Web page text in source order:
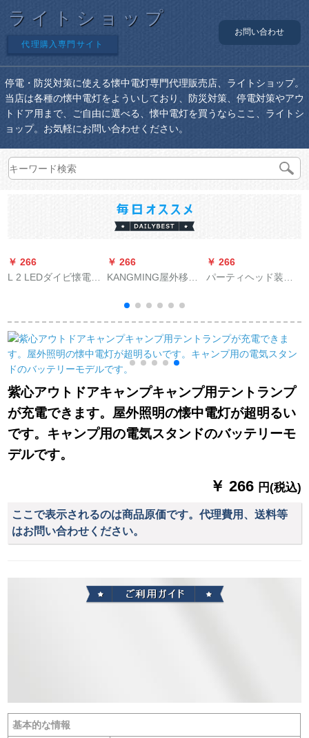
ライトショップ
代理購入専門サイト
お問い合わせ
停電・防災対策に使える懐中電灯専門代理販売店、ライトショップ。
当店は各種の懐中電灯をよういしており、防災対策、停電対策やアウ
トドア用まで、ご自由に選べる、懐中電灯を買うならここ、ライトシ
ョップ。お気軽にお問い合わせください。
￥ 266
L 2 LEDダイビ懐電灯
段補光ランプL 2白光
単一ダイビ懐中電灯
￥ 266
KANGMING屋外移動
灯太陽光充電警告灯
夜市ランプ屋台KM-
912
￥ 266
パーティヘッド装着
電式アウトドアライ
トバッテリー延長屋
外ポータブル
イトライトライト
紫心アウトドアキャンプキャンプ用テントランプ
が充電できます。屋外照明の懐中電灯が超明るい
です。キャンプ用の電気スタンドのバッテリーモ
デルです。
￥ 266 円(税込)
ここで表示されるのは商品原価です。代理費用、送料等
はお問い合わせください。
基本的な情報